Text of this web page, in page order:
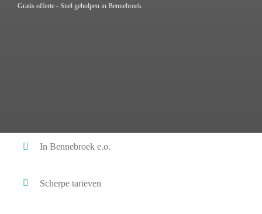
Gratis offerte - Snel geholpen in Bennebroek
In Bennebroek e.o.
Scherpe tarieven